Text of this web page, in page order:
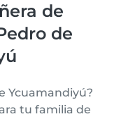
de
de
Ycuamandiyú?
tu familia de